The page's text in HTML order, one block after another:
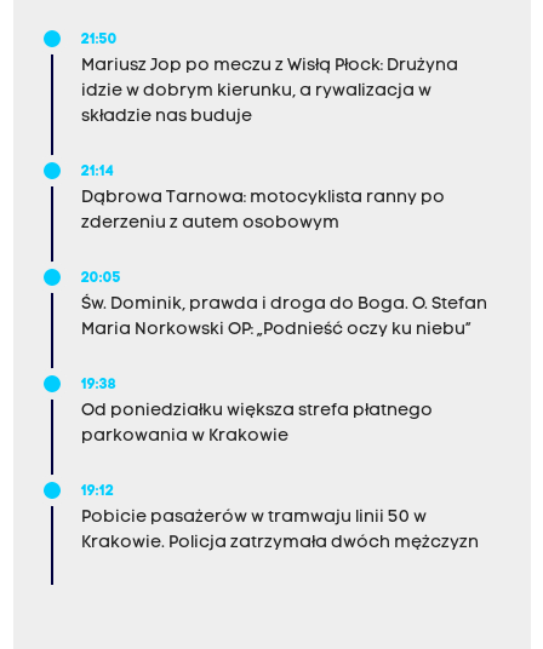
21:50
Mariusz Jop po meczu z Wisłą Płock: Drużyna
idzie w dobrym kierunku, a rywalizacja w
składzie nas buduje
21:14
Dąbrowa Tarnowa: motocyklista ranny po
zderzeniu z autem osobowym
20:05
Św. Dominik, prawda i droga do Boga. O. Stefan
Maria Norkowski OP: „Podnieść oczy ku niebu”
19:38
Od poniedziałku większa strefa płatnego
parkowania w Krakowie
19:12
Pobicie pasażerów w tramwaju linii 50 w
Krakowie. Policja zatrzymała dwóch mężczyzn